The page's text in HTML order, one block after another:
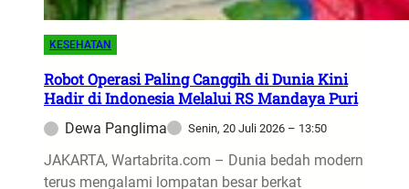
S
p
a
m
s
KESEHATAN
Robot Operasi Paling Canggih di Dunia Kini
Hadir di Indonesia Melalui RS Mandaya Puri
Dewa Panglima Senin, 20 Juli 2026 – 13:50
JAKARTA, Wartabrita.com – Dunia bedah modern
terus mengalami lompatan besar berkat